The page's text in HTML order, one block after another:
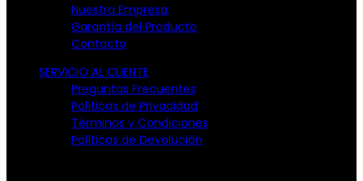
Nuestra Empresa
Garantía del Producto
Contacto
SERVICIO AL CLIENTE
Preguntas Frecuentes
Políticas de Privacidad
Términos y Condiciones
Políticas de Devolución